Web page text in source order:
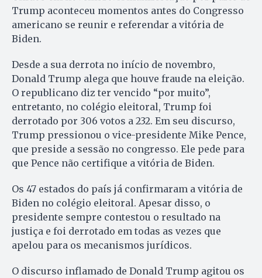
Trump aconteceu momentos antes do Congresso
americano se reunir e referendar a vitória de
Biden.
Desde a sua derrota no início de novembro,
Donald Trump alega que houve fraude na eleição.
O republicano diz ter vencido “por muito”,
entretanto, no colégio eleitoral, Trump foi
derrotado por 306 votos a 232. Em seu discurso,
Trump pressionou o vice-presidente Mike Pence,
que preside a sessão no congresso. Ele pede para
que Pence não certifique a vitória de Biden.
Os 47 estados do país já confirmaram a vitória de
Biden no colégio eleitoral. Apesar disso, o
presidente sempre contestou o resultado na
justiça e foi derrotado em todas as vezes que
apelou para os mecanismos jurídicos.
O discurso inflamado de Donald Trump agitou os